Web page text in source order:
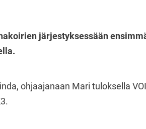
järjestyksessään
ohjaajanaan Mari tuloksella